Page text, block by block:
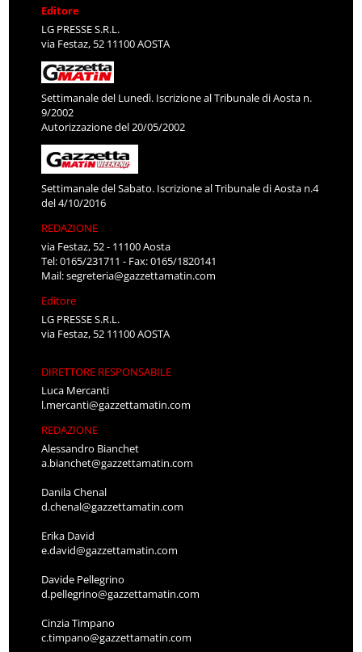
Editore
LG PRESSE S.R.L.
via Festaz, 52 11100 AOSTA
Settimanale del Lunedì. Iscrizione al Tribunale di Aosta n.
9/2002
Autorizzazione del 20/05/2002
Settimanale del Sabato. Iscrizione al Tribunale di Aosta n.4
del 4/10/2016
REDAZIONE
via Festaz, 52 - 11100 Aosta
Tel: 0165/231711 - Fax: 0165/1820141
Mail:segreteria@gazzettamatin.com
Editore
LG PRESSE S.R.L.
via Festaz, 52 11100 AOSTA
DIRETTORE RESPONSABILE
Luca Mercanti
l.mercanti@gazzettamatin.com
REDAZIONE
Alessandro Bianchet
a.bianchet@gazzettamatin.com
Danila Chenal
d.chenal@gazzettamatin.com
Erika David
e.david@gazzettamatin.com
Davide Pellegrino
d.pellegrino@gazzettamatin.com
Cinzia Timpano
c.timpano@gazzettamatin.com